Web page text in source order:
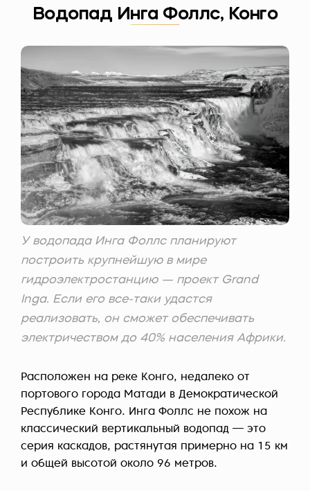
Водопад Инга Фоллс, Конго
У водопада Инга Фоллс планируют
построить крупнейшую в мире
гидроэлектростанцию — проект Grand
Inga. Если его все-таки удастся
реализовать, он сможет обеспечивать
электричеством до 40% населения Африки.
Расположен на реке Конго, недалеко от
портового города Матади в Демократической
Республике Конго. Инга Фоллс не похож на
классический вертикальный водопад — это
серия каскадов, растянутая примерно на 15 км
и общей высотой около 96 метров.